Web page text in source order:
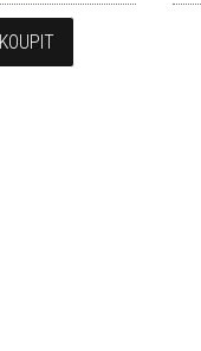
KOUPIT